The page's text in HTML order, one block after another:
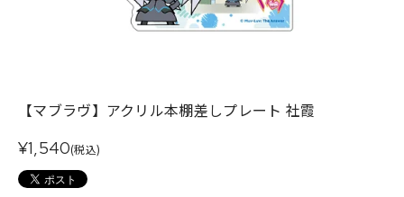
【マブラヴ】アクリル本棚差しプレート 社霞
¥1,540(税込)